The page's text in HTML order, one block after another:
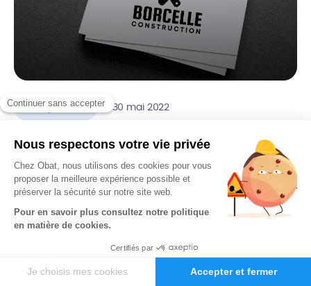
Comptabilité .Le 30 mai 2022
Qu’est-ce que la raison sociale d’une
entreprise ? Définition et exemple
La raison sociale d’une entreprise doit être déclarée lors de
la création de la société. C’est un choix important, puisque
ce nom va permettre l’identification de l’entreprise auprès
raison sociale ? Quelle est la différence avec une
dénomination sociale, une enseigne et une marque ?